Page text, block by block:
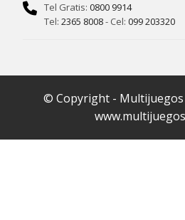
Tel Gratis: 0800 9914
Tel: 2365 8008- Cel: 099 203320
© Copyright - Multijuegos